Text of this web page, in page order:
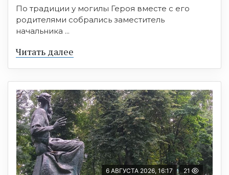
По традиции у могилы Героя вместе с его
родителями собрались заместитель
начальника ...
Читать далее
6 АВГУСТА 2026, 16:17 21